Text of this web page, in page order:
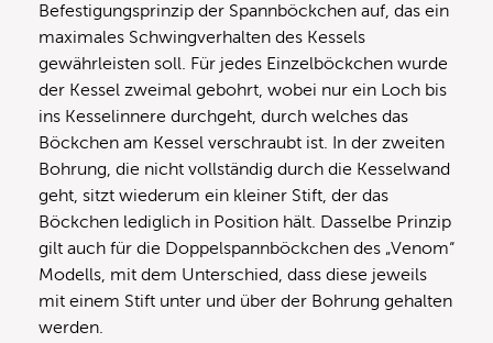
Befestigungsprinzip der Spannböckchen auf, das ein
maximales Schwingverhalten des Kessels
gewährleisten soll. Für jedes Einzelböckchen wurde
der Kessel zweimal gebohrt, wobei nur ein Loch bis
ins Kesselinnere durchgeht, durch welches das
Böckchen am Kessel verschraubt ist. In der zweiten
Bohrung, die nicht vollständig durch die Kesselwand
geht, sitzt wiederum ein kleiner Stift, der das
Böckchen lediglich in Position hält. Dasselbe Prinzip
gilt auch für die Doppelspannböckchen des „Venom“
Modells, mit dem Unterschied, dass diese jeweils
mit einem Stift unter und über der Bohrung gehalten
werden.